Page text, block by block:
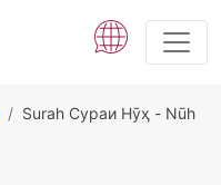
Surah Сураи Нӯҳ - Nūh